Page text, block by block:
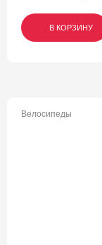
В КОРЗИНУ
В КОРЗИНУ
В КОРЗИНУ
Велосипеды